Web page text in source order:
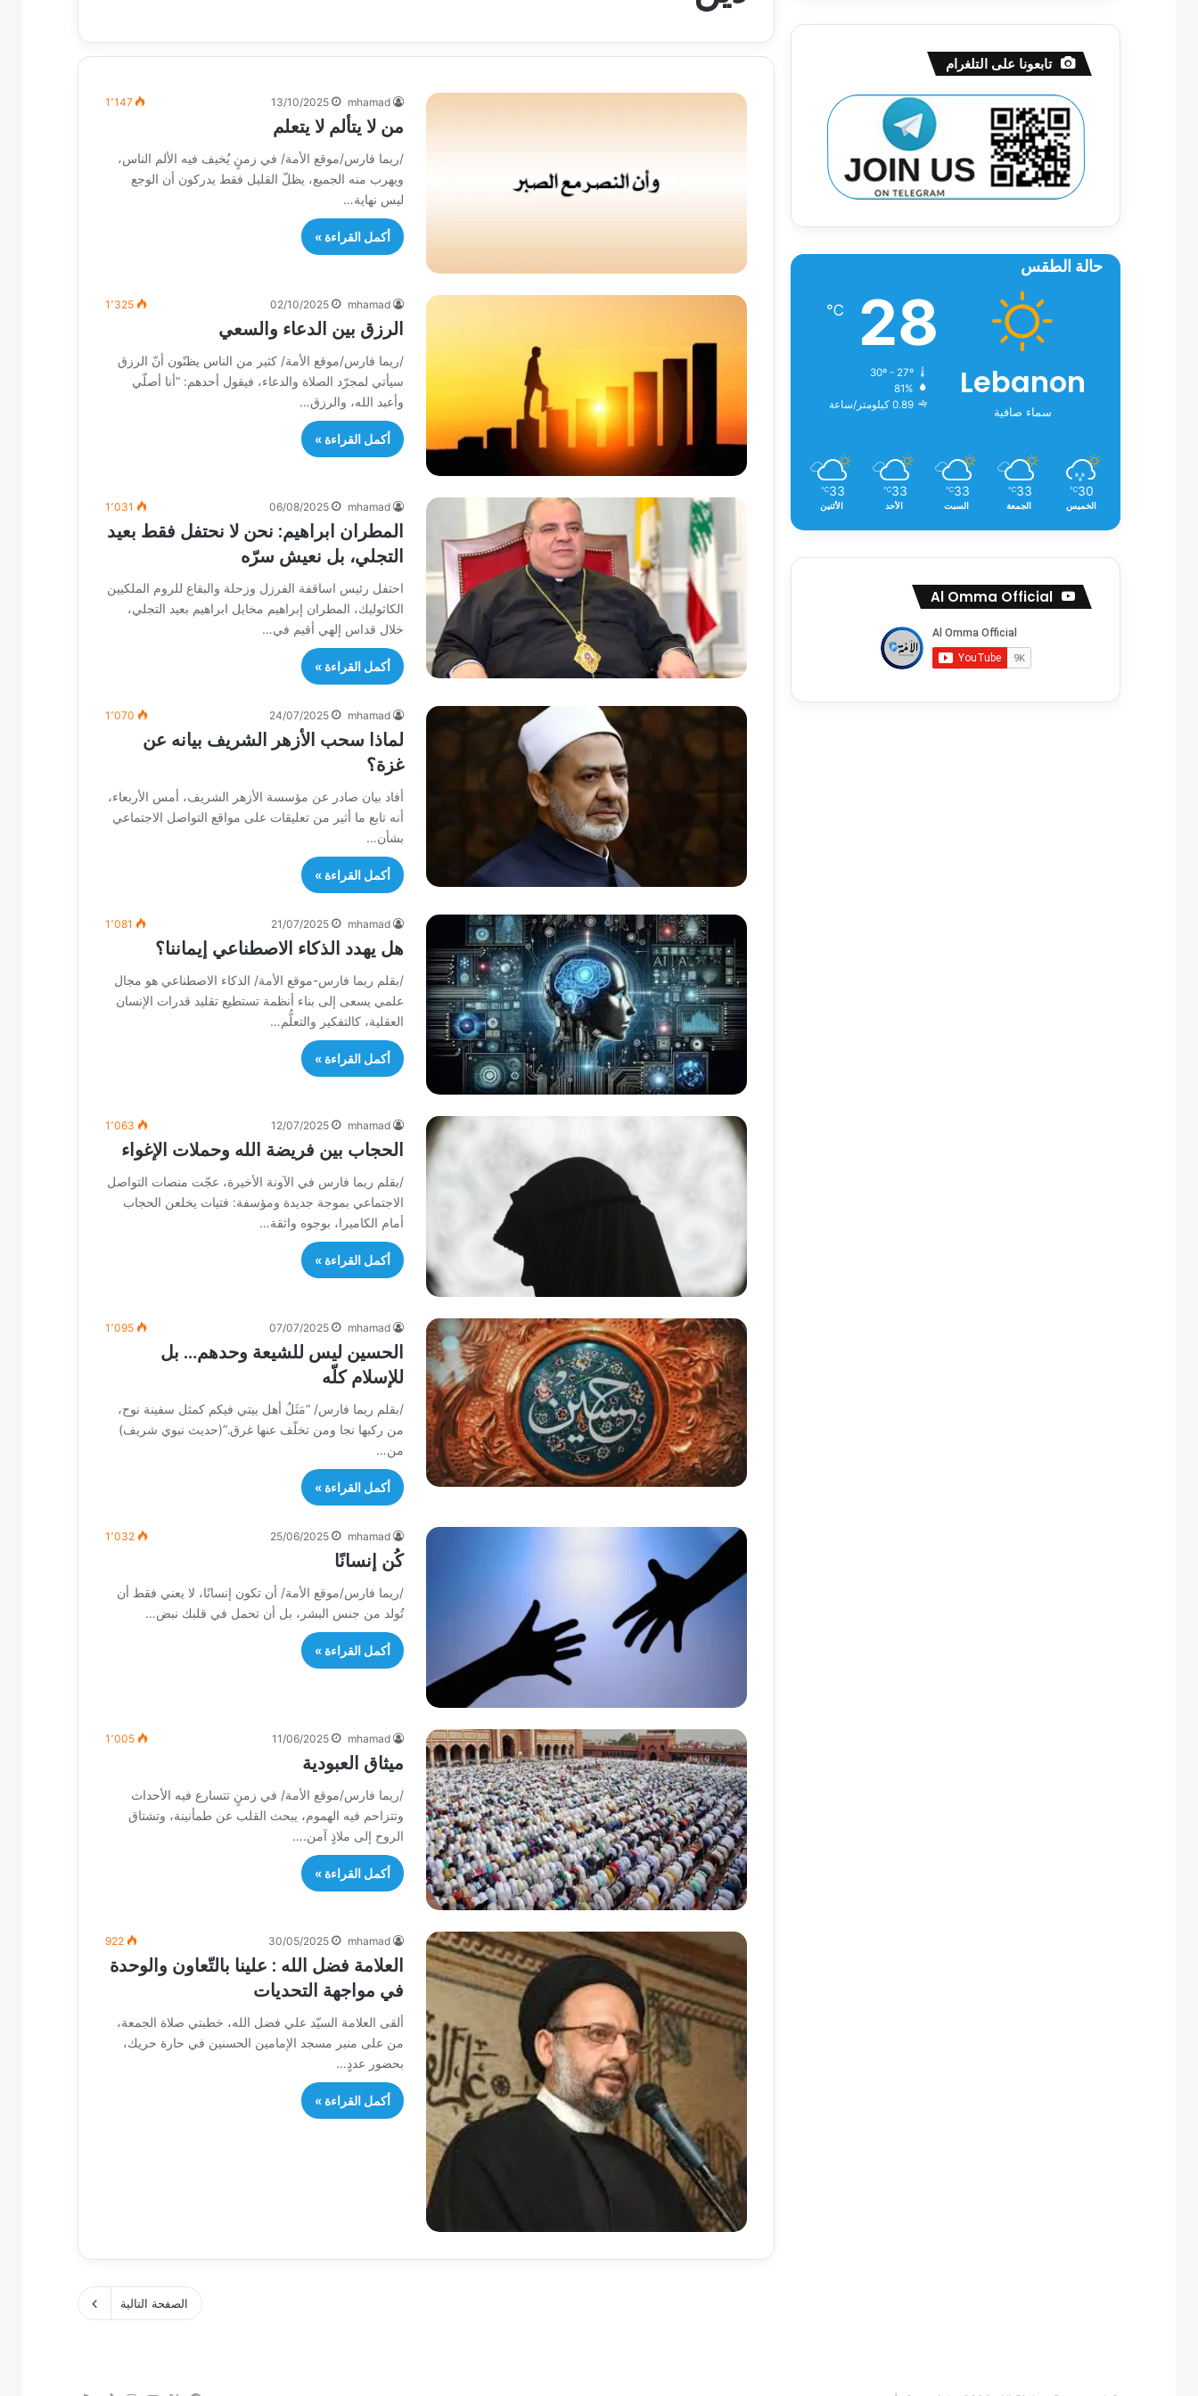
mhamad
13/10/2025 1٬147
من لا يتألم لا يتعلم
/ريما فارس/موقع الأمة/ في زمنٍ يُخيف فيه الألم الناس،
ويهرب منه الجميع، يظلّ القليل فقط يدركون أن الوجع
ليس نهاية…
أكمل القراءة »
mhamad
02/10/2025 1٬325
الرزق بين الدعاء والسعي
/ريما فارس/موقع الأمة/ كثير من الناس يظنّون أنّ الرزق
سيأتي لمجرّد الصلاة والدعاء، فيقول أحدهم: “أنا أصلّي
وأعبد الله، والرزق…
أكمل القراءة »
mhamad
06/08/2025 1٬031
المطران ابراهيم: نحن لا نحتفل فقط بعيد
التجلي، بل نعيش سرّه
احتفل رئيس اساقفة الفرزل وزحلة والبقاع للروم الملكيين
الكاثوليك، المطران إبراهيم مخايل ابراهيم بعيد التجلي،
خلال قداس إلهي أقيم في…
أكمل القراءة »
mhamad
24/07/2025 1٬070
لماذا سحب الأزهر الشريف بيانه عن
غزة؟
أفاد بيان صادر عن مؤسسة الأزهر الشريف، أمس الأربعاء،
أنه تابع ما أثير من تعليقات على مواقع التواصل الاجتماعي
بشأن…
أكمل القراءة »
mhamad
21/07/2025 1٬081
هل يهدد الذكاء الاصطناعي إيماننا؟
/بقلم ريما فارس-موقع الأمة/ الذكاء الاصطناعي هو مجال
علمي يسعى إلى بناء أنظمة تستطيع تقليد قدرات الإنسان
العقلية، كالتفكير والتعلُّم…
أكمل القراءة »
mhamad
12/07/2025 1٬063
الحجاب بين فريضة الله وحملات الإغواء
/بقلم ريما فارس في الآونة الأخيرة، عجّت منصات التواصل
الاجتماعي بموجة جديدة ومؤسفة: فتيات يخلعن الحجاب
أمام الكاميرا، بوجوه واثقة…
أكمل القراءة »
mhamad
07/07/2025 1٬095
الحسين ليس للشيعة وحدهم… بل
للإسلام كلّه
/بقلم ريما فارس/ “مَثَلُ أهل بيتي فيكم كمثل سفينة نوح،
من ركبها نجا ومن تخلّف عنها غرق.”(حديث نبوي شريف)
من…
أكمل القراءة »
mhamad
25/06/2025 1٬032
كُن إنسانًا
/ريما فارس/موقع الأمة/ أن تكون إنسانًا، لا يعني فقط أن
تُولد من جنس البشر، بل أن تحمل في قلبك نبض…
أكمل القراءة »
mhamad
11/06/2025 1٬005
ميثاق العبودية
/ريما فارس/موقع الأمة/ في زمنٍ تتسارع فيه الأحداث
وتتزاحم فيه الهموم، يبحث القلب عن طمأنينة، وتشتاق
الروح إلى ملاذٍ آمن.…
أكمل القراءة »
mhamad
30/05/2025
922
العلامة فضل الله : علينا بالتّعاون والوحدة
في مواجهة التحديات
ألقى العلامة السيّد علي فضل الله، خطبتي صلاة الجمعة،
من على منبر مسجد الإمامين الحسنين في حارة حريك،
بحضور عددٍ…
أكمل القراءة »
الصفحة التالية
تابعونا على التلغرام
حالة الطقس
Lebanon
سماء صافية
28
℃
30º - 27º
81%
0.89 كيلومتر/ساعة
30
℃
الخميس
33
℃
الجمعة
33
℃
السبت
33
℃
الأحد
33
℃
الأثنين
Al Omma Official